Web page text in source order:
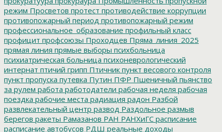
режим Просветов протест противодействие коррупции
противопожарный период противопожарный режим
профессиональное_образование профильный класс
профицит профсоюзы Проходцев Пряма_линия_2025
прямая линия прямые выборы психбольница
психиатрическая больница психоневрологический
интернат птичий грипп Птичник пункт весового контроля
пункт пропуска путевка Путин ПФР Пшеничный пьянство
за рулем работа работодатели рабочая неделя рабочая
поездка рабочие места радиация радон Разбой
развлекательный центр развод Раздольное размыв
берегов ракеты Рамазанов РАН РАНХиГС расписание
расписание автобусов РДШ реальные доходы